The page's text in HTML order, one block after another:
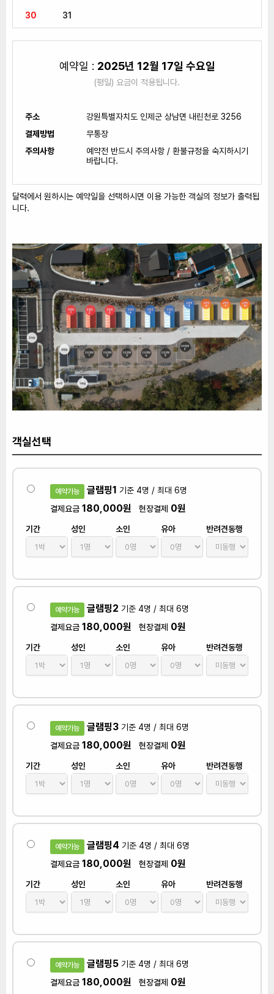
30 31
예약일 : 2025년 12월 17일 수요일
(평일) 요금이 적용됩니다.
주소
강원특별자치도 인제군 상남면 내린천로 3256
결제방법
무통장
주의사항
예약전 반드시 주의사항 / 환불규정을 숙지하시기
바랍니다.
달력에서 원하시는 예약일을 선택하시면 이용 가능한 객실의 정보가 출력됩
니다.
객실선택
예약가능 글램핑1 기준 4명 / 최대 6명
결제요금 180,000원 현장결제 0원
기간 성인 소인 유아 반려견동행
예약가능 글램핑2 기준 4명 / 최대 6명
결제요금 180,000원 현장결제 0원
기간 성인 소인 유아 반려견동행
예약가능 글램핑3 기준 4명 / 최대 6명
결제요금 180,000원 현장결제 0원
기간 성인 소인 유아 반려견동행
예약가능 글램핑4 기준 4명 / 최대 6명
결제요금 180,000원 현장결제 0원
기간 성인 소인 유아 반려견동행
예약가능 글램핑5 기준 4명 / 최대 6명
결제요금 180,000원 현장결제 0원